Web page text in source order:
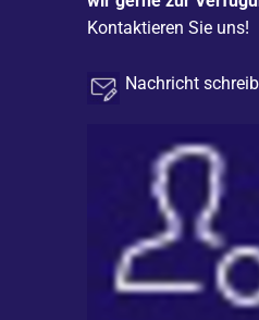
Kontaktieren Sie uns!
Nachricht